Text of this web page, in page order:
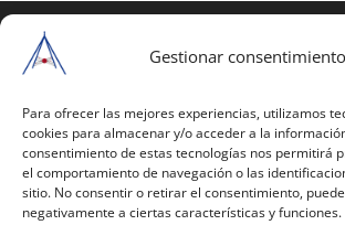
Gestionar consentimiento
Para ofrecer las mejores experiencias, utilizamos
cookies para almacenar y/o acceder a la
consentimiento de estas tecnologías nos permitirá
el comportamiento de navegación o las
sitio. No consentir o retirar el consentimiento,
negativamente a ciertas características y funciones.
reservados
estas páginas o parte de ellas,
autorización por escrito a Mario Gil
Todos los instrumentales están
Web inaugurada en 2002 (última